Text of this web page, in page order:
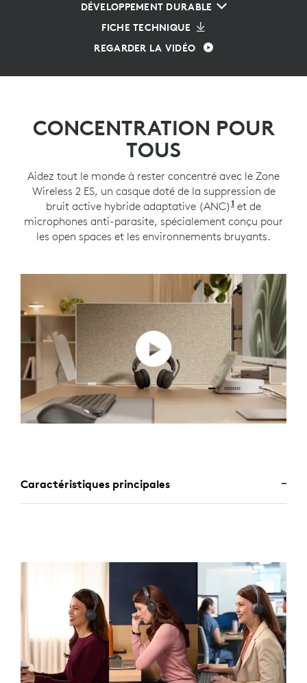
DÉVELOPPEMENT DURABLE
FICHE TECHNIQUE
REGARDER LA VIDÉO
CONCENTRATION POUR
TOUS
Aidez tout le monde à rester concentré avec le Zone
Wireless 2 ES, un casque doté de la suppression de
bruit active hybride adaptative (ANC)1 Mode ANC
et de
microphones anti-parasite, spécialement conçu pour
les open spaces et les environnements bruyants.
Caractéristiques principales